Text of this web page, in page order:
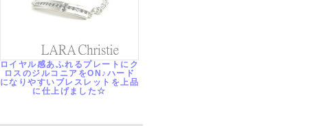
ロイヤル感あふれるプレートにク
ロスのジルコニアをON♪ハード
になりやすいブレスレットを上品
に仕上げました☆